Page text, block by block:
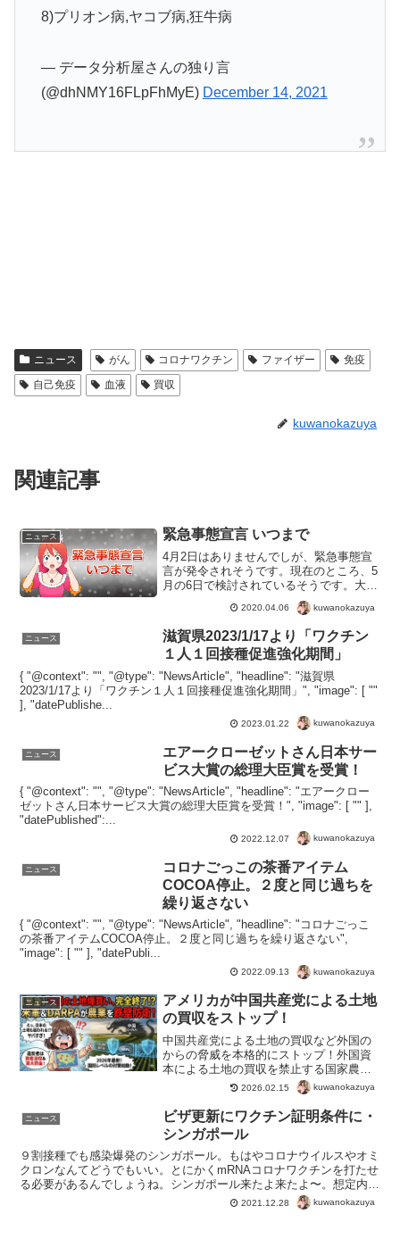
8)プリオン病,ヤコブ病,狂牛病
— データ分析屋さんの独り言
(@dhNMY16FLpFhMyE) December 14, 2021
ニュース がん コロナワクチン ファイザー
免疫
自己免疫
血液 買収
kuwanokazuya
関連記事
ニュース 緊急事態宣言 いつまで
4月2日はありませんでしが、緊急事態宣
言が発令されそうです。現在のところ、5
月の6日で検討されているそうです。大型
連休であるゴールデンウィーク明けのよ
うですね。日本の法律では強制力がない
ので、状況はあまりかわらないかもしれ
ません。しかしビジ...
2020.04.06 kuwanokazuya
ニュース
滋賀県2023/1/17より「ワクチン
１人１回接種促進強化期間」
{ "@context": "", "@type": "NewsArticle", "headline": "滋賀県
2023/1/17より「ワクチン１人１回接種促進強化期間」", "image": [ ""
], "datePublishe...
2023.01.22 kuwanokazuya
ニュース
エアークローゼットさん日本サー
ビス大賞の総理大臣賞を受賞！
{ "@context": "", "@type": "NewsArticle", "headline": "エアークロー
ゼットさん日本サービス大賞の総理大臣賞を受賞！", "image": [ "" ],
"datePublished":...
2022.12.07 kuwanokazuya
ニュース
コロナごっこの茶番アイテム
COCOA停止。２度と同じ過ちを
繰り返さない
{ "@context": "", "@type": "NewsArticle", "headline": "コロナごっこ
の茶番アイテムCOCOA停止。２度と同じ過ちを繰り返さない",
"image": [ "" ], "datePubli...
2022.09.13 kuwanokazuya
ニュース
アメリカが中国共産党による土地
の買収をストップ！
中国共産党による土地の買収など外国の
からの脅威を本格的にストップ！外国資
本による土地の買収を禁止する国家農業
安全保障行動計画。2025年7月の計画が、
2026年の2月に正式な署名へ。今回の署名
により、「計画を実効的にする国防レベ
ルの本格連携...
2026.02.15 kuwanokazuya
ニュース
ビザ更新にワクチン証明条件に・
シンガポール
９割接種でも感染爆発のシンガポール。もはやコロナウイルスやオミ
クロンなんてどうでもいい。とにかくmRNAコロナワクチンを打たせ
る必要があるんでしょうね。シンガポール来たよ来たよ〜。想定内の
動き。2022年2月度よりワクチン証明なしではビザの...
2021.12.28 kuwanokazuya